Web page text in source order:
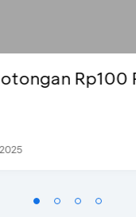
Diskon 50%
2023